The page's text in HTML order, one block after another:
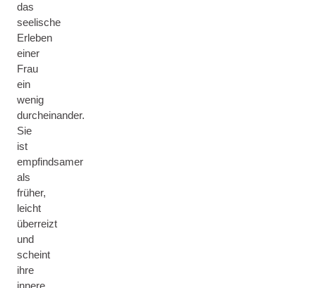
das
seelische
Erleben
einer
Frau
ein
wenig
durcheinander.
Sie
ist
empfindsamer
als
früher,
leicht
überreizt
und
scheint
ihre
innere